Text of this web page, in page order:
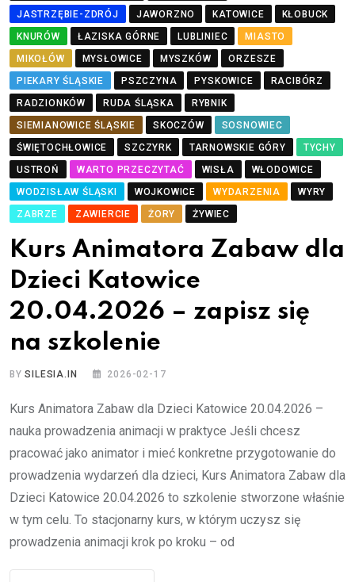
JASTRZĘBIE-ZDRÓJ
JAWORZNO KATOWICE
KŁOBUCK
KNURÓW
ŁAZISKA GÓRNE LUBLINIEC
MIASTO
MIKOŁÓW
MYSŁOWICE MYSZKÓW
ORZESZE
PIEKARY ŚLĄSKIE
PSZCZYNA PYSKOWICE
RACIBÓRZ
RADZIONKÓW
RUDA ŚLĄSKA
RYBNIK
SIEMIANOWICE ŚLĄSKIE
SKOCZÓW
SOSNOWIEC
ŚWIĘTOCHŁOWICE
SZCZYRK TARNOWSKIE GÓRY
TYCHY
USTROŃ
WARTO PRZECZYTAĆ WISŁA
WŁODOWICE
WODZISŁAW ŚLĄSKI
WOJKOWICE WYDARZENIA
WYRY
ZABRZE
ZAWIERCIE ŻORY ŻYWIEC
Kurs Animatora Zabaw dla
Dzieci Katowice
20.04.2026 – zapisz się
na szkolenie
BYSILESIA.IN 2026-02-17
Kurs Animatora Zabaw dla Dzieci Katowice 20.04.2026 –
nauka prowadzenia animacji w praktyce Jeśli chcesz
pracować jako animator i mieć konkretne przygotowanie do
prowadzenia wydarzeń dla dzieci, Kurs Animatora Zabaw dla
Dzieci Katowice 20.04.2026 to szkolenie stworzone właśnie
w tym celu. To stacjonarny kurs, w którym uczysz się
prowadzenia animacji krok po kroku – od